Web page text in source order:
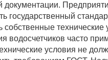
документации.
государственный
собственные технические
водосчетчиков часто
условия не